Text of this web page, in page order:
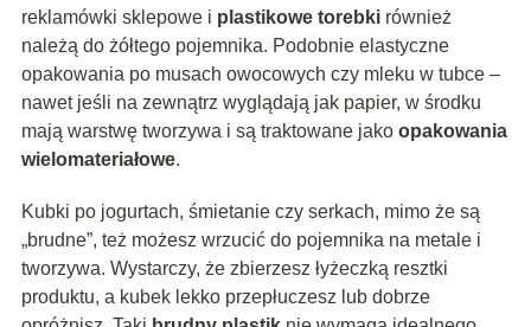
reklamówki sklepowe i plastikowe torebkirównież
należą do żółtego pojemnika. Podobnie elastyczne
opakowania po musach owocowych czy mleku w tubce –
nawet jeśli na zewnątrz wyglądają jak papier, w środku
mają warstwę tworzywa i są traktowane jako opakowania
wielomateriałowe.
Kubki po jogurtach, śmietanie czy serkach, mimo że są
„brudne”, też możesz wrzucić do pojemnika na metale i
tworzywa. Wystarczy, że zbierzesz łyżeczką resztki
produktu, a kubek lekko przepłuczesz lub dobrze